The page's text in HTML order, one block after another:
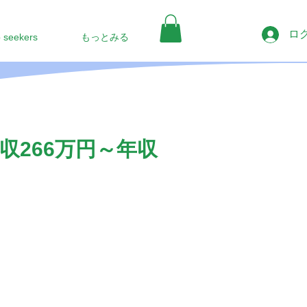
seekers もっとみる ロ
266万円～年収